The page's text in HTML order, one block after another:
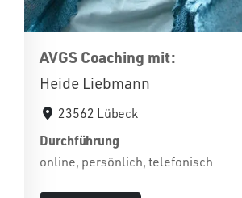
AVGS Coaching mit:
Heide Liebmann
23562 Lübeck
Durchführung
online, persönlich, telefonisch